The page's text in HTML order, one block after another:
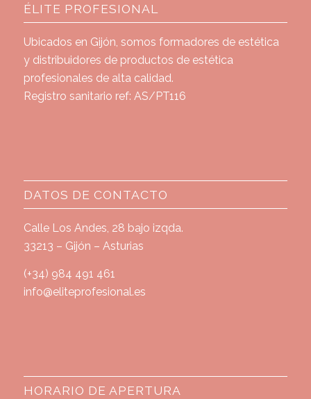
ÉLITE PROFESIONAL
Ubicados en Gijón, somos formadores de estética
y distribuidores de productos de estética
profesionales de alta calidad.
Registro sanitario ref: AS/PT116
DATOS DE CONTACTO
Calle Los Andes, 28 bajo izqda.
33213 – Gijón – Asturias
(+34) 984 491 461
info@eliteprofesional.es
HORARIO DE APERTURA